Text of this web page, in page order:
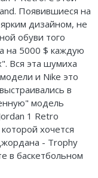
Появившиеся на
дизайном, не
обуви того
на 5000 $ каждую
Вся эта шумиха
и Nike это
в
модель
1 Retro
хочется
- Trophy
в баскетбольном